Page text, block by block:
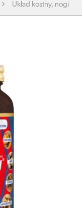
Układ kostny, nogi